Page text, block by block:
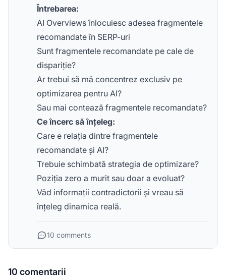
Întrebarea:
AI Overviews înlocuiesc adesea fragmentele
recomandate în SERP-uri
Sunt fragmentele recomandate pe cale de
dispariție?
Ar trebui să mă concentrez exclusiv pe
optimizarea pentru AI?
Sau mai contează fragmentele recomandate?
Ce încerc să înțeleg:
Care e relația dintre fragmentele
recomandate și AI?
Trebuie schimbată strategia de optimizare?
Poziția zero a murit sau doar a evoluat?
Văd informații contradictorii și vreau să
înțeleg dinamica reală.
10 comments
10 comentarii